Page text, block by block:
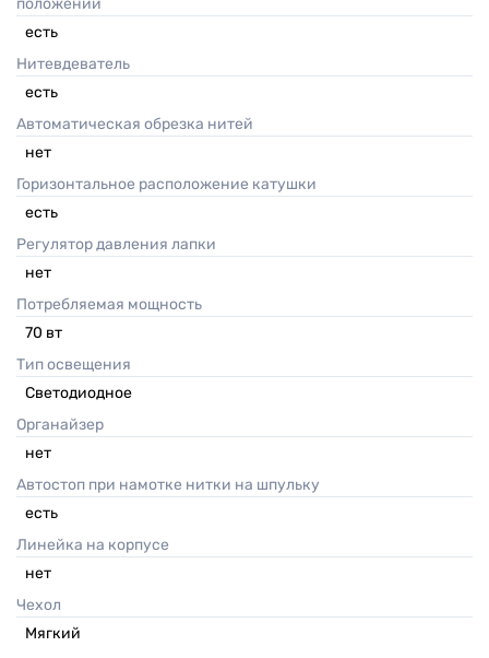
положении
есть
Нитевдеватель
есть
Автоматическая обрезка нитей
нет
Горизонтальное расположение катушки
есть
Регулятор давления лапки
нет
Потребляемая мощность
70 вт
Тип освещения
Светодиодное
Органайзер
нет
Автостоп при намотке нитки на шпульку
есть
Линейка на корпусе
нет
Чехол
Мягкий